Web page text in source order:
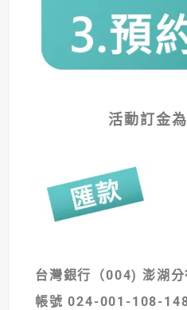
活動訂金
台灣銀行（004) 澎湖分
帳號 024-001-108-